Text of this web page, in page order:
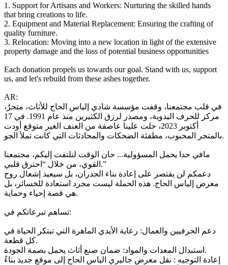
1. Support for Artisans and Workers: Nurturing the skilled hands
that bring creations to life.
2. Equipment and Material Replacement: Ensuring the crafting of
quality furniture.
3. Relocation: Moving into a new location in light of the extensive
property damage and the loss of potential business opportunities
Each donation propels us towards our goal. Stand with us, support
us, and let's rebuild from these ashes together.
AR:
في قلب مجتمعنا، وقفت مؤسسة شادي إلياس الحاج للأثاث، متجرٌ،
مركز للحرف اليدوية، ومصدر لرزق الكثيرين منذ عام 1991. في 17
أكتوبر 2023، حلت علينا عاصفة من العنف الغير متوقع أودت
بالمتجر المحبوب، مطفئة الضحكات والمحادثات التي كانت تملأ الجو.
مافي حدا يحمل المسؤولية... حان الوقت لنلتفت إليكم، مجتمعنا
القوي، من خلال “احترق قلبي.”
دعمكم لن يقتصر على إعادة بناء الجدران، بل سيعيد إشعال روح
معرض إلياس الحاج. هذه الحملة ليست مجرد استعادة للخسائر، بل
هي قصة إحياء وحماية.
تساهم تبرعاتكم في:
دعم الحرفيين والعمال: رعاية الأيدي الماهرة التي تبتكر الحياة في
كل قطعة.
استبدال المعدات والمواد: ضمان صنع أثاث يحمل بصمة الجودة.
إعادة التوجيه : نقل معرض جاليري الياس الحاج إلى موقع جديد بناءً